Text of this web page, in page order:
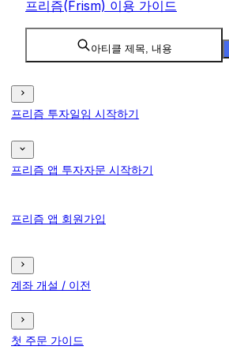
프리즘(Frism) 이용 가이드
아티클 제목, 내용
프리즘 투자일임 시작하기
프리즘 앱 투자자문 시작하기
프리즘 앱 회원가입
계좌 개설 / 이전
첫 주문 가이드